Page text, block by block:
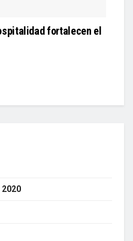
fortalecen el
2020